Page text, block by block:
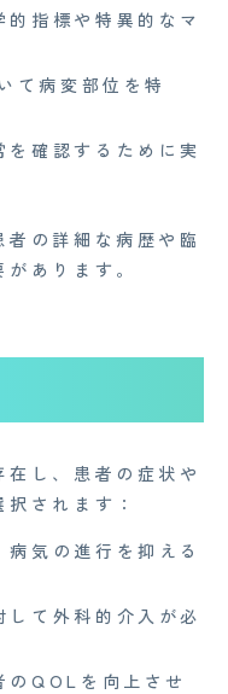
的指標や特異的なマ
て病変部位を特
を確認するために実
の詳細な病歴や臨
あります。
し、患者の症状や
されます：
気の進行を抑える
して外科的介入が必
のQOLを向上させ